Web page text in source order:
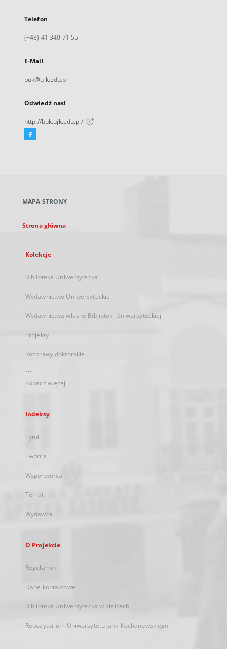
Telefon
(+48) 41 349 71 55
E-Mail
buk@ujk.edu.pl
Odwiedź nas!
http://buk.ujk.edu.pl/
Facebook
karcie
MAPA STRONY
Strona główna
Kolekcje
Biblioteka Uniwersytecka
Wydawnictwo Uniwersyteckie
Wydawnictwa własne Biblioteki Uniwersyteckiej
Projekty
Rozprawy doktorskie
...
Zobacz więcej
Indeksy
Tytuł
Twórca
Współtwórca
Temat
Wydawca
O Projekcie
Regulamin
Dane kontaktowe
Biblioteka Uniwersytecka w Kielcach
Repozytorium Uniwersytetu Jana Kochanowskiego